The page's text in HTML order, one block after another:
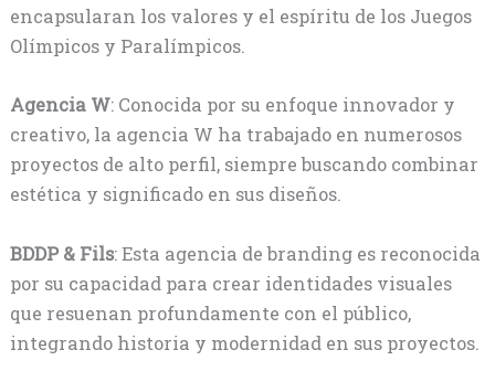
encapsularan los valores y el espíritu de los Juegos
Olímpicos y Paralímpicos.
Agencia W: Conocida por su enfoque innovador y
creativo, la agencia W ha trabajado en numerosos
proyectos de alto perfil, siempre buscando combinar
estética y significado en sus diseños.
BDDP & Fils: Esta agencia de branding es reconocida
por su capacidad para crear identidades visuales
que resuenan profundamente con el público,
integrando historia y modernidad en sus proyectos.